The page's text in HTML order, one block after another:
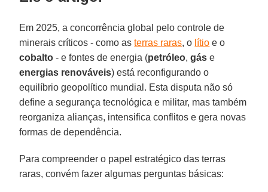
Em 2025, a concorrência global pelo controle de
minerais críticos - como asterras raras, o lítio e o
cobalto - e fontes de energia (petróleo,gás e
energias renováveis) está reconfigurando o
equilíbrio geopolítico mundial. Esta disputa não só
define a segurança tecnológica e militar, mas também
reorganiza alianças, intensifica conflitos e gera novas
formas de dependência.
Para compreender o papel estratégico das terras
raras, convém fazer algumas perguntas básicas: